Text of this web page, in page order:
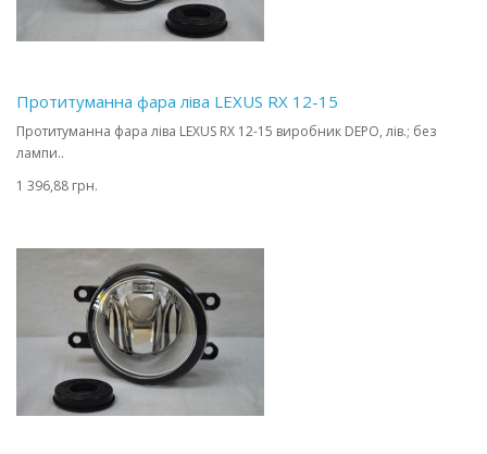
Протитуманна фара ліва LEXUS RX 12-15
Протитуманна фара ліва LEXUS RX 12-15 виробник DEPO, лів.; без
лампи..
1 396,88 грн.